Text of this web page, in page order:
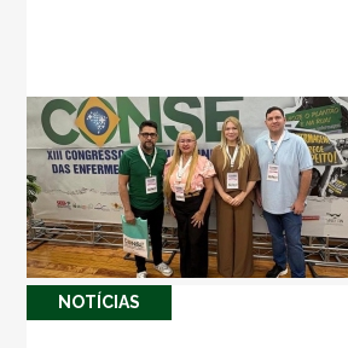
NOTÍ­CIAS